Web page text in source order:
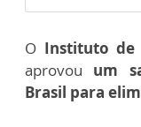
O Instituto de
aprovou um
Brasil para